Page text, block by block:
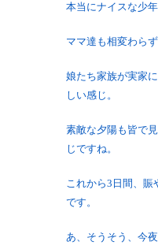
本当にナイスな少
ママ達も相変わら
娘たち家族が実家
しい感じ。
素敵な夕陽も皆で
じですね。
これから3日間、賑
です。
あ、そうそう、今